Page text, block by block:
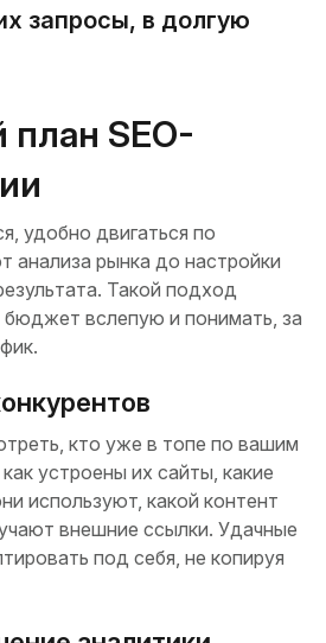
запросы, в долгую
SEO-
удобно двигаться по
анализа рынка до настройки
Такой подход
бюджет вслепую и понимать, за
кто уже в топе по вашим
устроены их сайты, какие
используют, какой контент
внешние ссылки. Удачные
под себя, не копируя